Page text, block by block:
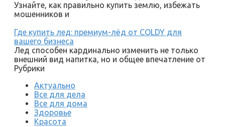
Узнайте, как правильно купить землю, избежать
мошенников и
Где купить лед: премиум-лёд от COLDY для
вашего бизнеса
Лед способен кардинально изменить не только
внешний вид напитка, но и общее впечатление от
Рубрики
Актуально
Все для дела
Все для дома
Здоровье
Красота